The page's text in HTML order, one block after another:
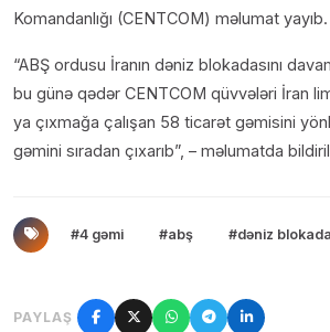
Komandanlığı (CENTCOM) məlumat yayıb.
“ABŞ ordusu İranın dəniz blokadasını
bu günə qədər CENTCOM qüvvələri İran
ya çıxmağa çalışan 58 ticarət gəmisini
gəmini sıradan çıxarıb”, – məlumatda
#4 gəmi #abş #dəniz
PAYLAŞ